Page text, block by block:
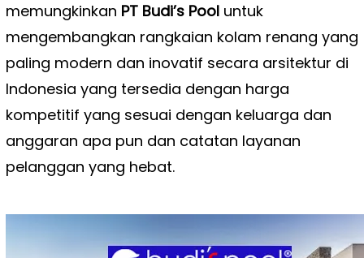
memungkinkan PT Budi’s Pooluntuk
mengembangkan rangkaian kolam renang yang
paling modern dan inovatif secara arsitektur di
Indonesia yang tersedia dengan harga
kompetitif yang sesuai dengan keluarga dan
anggaran apa pun dan catatan layanan
pelanggan yang hebat.